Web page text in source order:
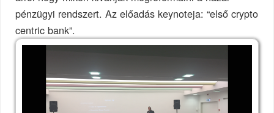
pénzügyi rendszert. Az előadás keynoteja: “első crypto
centric bank”.